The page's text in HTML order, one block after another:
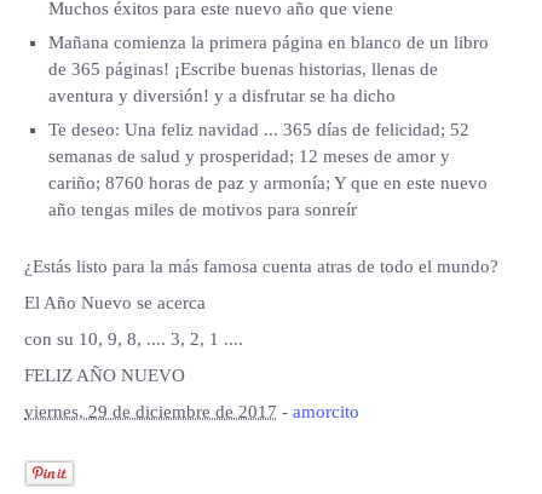
Muchos éxitos para este nuevo año que viene
Mañana comienza la primera página en blanco de un libro
de 365 páginas! ¡Escribe buenas historias, llenas de
aventura y diversión! y a disfrutar se ha dicho
Te deseo: Una feliz navidad ... 365 días de felicidad; 52
semanas de salud y prosperidad; 12 meses de amor y
cariño; 8760 horas de paz y armonía; Y que en este nuevo
año tengas miles de motivos para sonreír
¿Estás listo para la más famosa cuenta atras de todo el mundo?
El Año Nuevo se acerca
con su 10, 9, 8, .... 3, 2, 1 ....
FELIZ AÑO NUEVO
viernes, 29 de diciembre de 2017 - amorcito